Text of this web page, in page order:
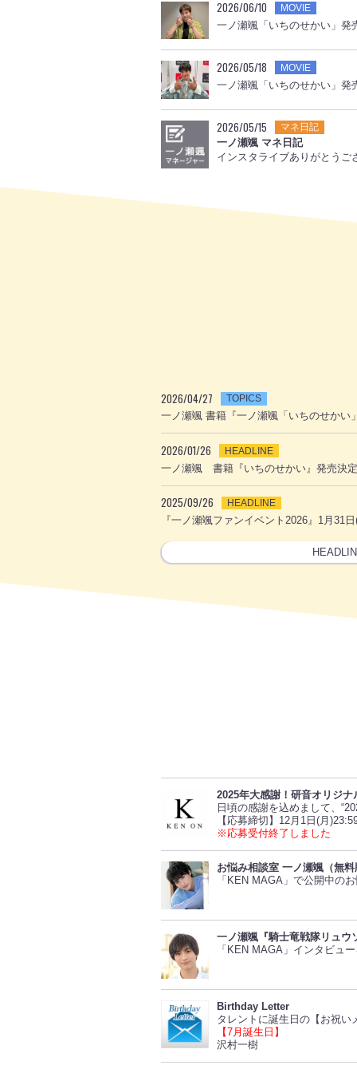
2026/06/10 MOVIE
一ノ瀬颯「いちのせかい」発
2026/05/18 MOVIE
一ノ瀬颯「いちのせかい」発
2026/05/15 マネ日記
一ノ瀬颯 マネ日記
インスタライブありがとうご
2026/04/27 TOPICS
一ノ瀬颯 書籍『一ノ瀬颯「いちのせかい
2026/01/26 HEADLINE
一ノ瀬颯 書籍『いちのせかい』発売決
2025/09/26 HEADLINE
『一ノ瀬颯ファンイベント2026』1月31
2025年大感謝！研音オリジ
日頃の感謝を込めまして、
【応募締切】12月1日(月
※応募受付終了しました
お悩み相談室 一ノ瀬颯（無料
「KEN MAGA」で公開中の
一ノ瀬颯『騎士竜戦隊リュウ
「KEN MAGA」インタビュ
Birthday Letter
タレントに誕生日の【お祝い
【7月誕生日】
沢村一樹